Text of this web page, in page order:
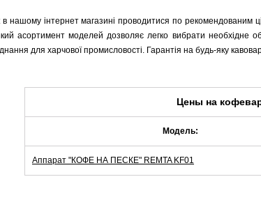
нашому інтернет магазині проводитися по рекомендованим
асортимент моделей дозволяє легко вибрати
для харчової промисловості. Гарантія на будь-яку
Цены на
Модель:
Аппарат "КОФЕ НА ПЕСКЕ" REMTA KF01